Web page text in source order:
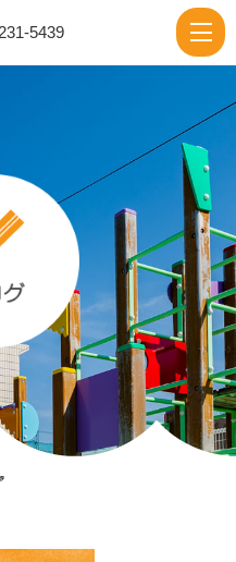
5439